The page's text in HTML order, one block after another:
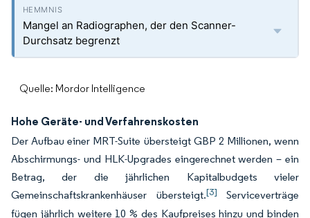
Mangel an Radiographen, der den Scanner-
Durchsatz begrenzt
Quelle: Mordor Intelligence
Hohe Geräte- und Verfahrenskosten
Der Aufbau einer MRT-Suite übersteigt GBP 2 Millionen, wenn
Abschirmungs- und HLK-Upgrades eingerechnet werden – ein
Betrag, der die jährlichen Kapitalbudgets vieler
Gemeinschaftskrankenhäuser übersteigt.[3] Serviceverträge
fügen jährlich weitere 10 % des Kaufpreises hinzu und binden